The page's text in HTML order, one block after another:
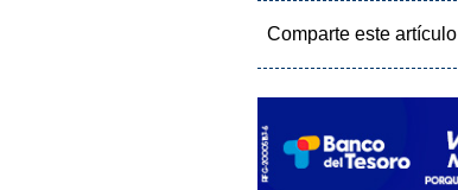
Comparte este artículo